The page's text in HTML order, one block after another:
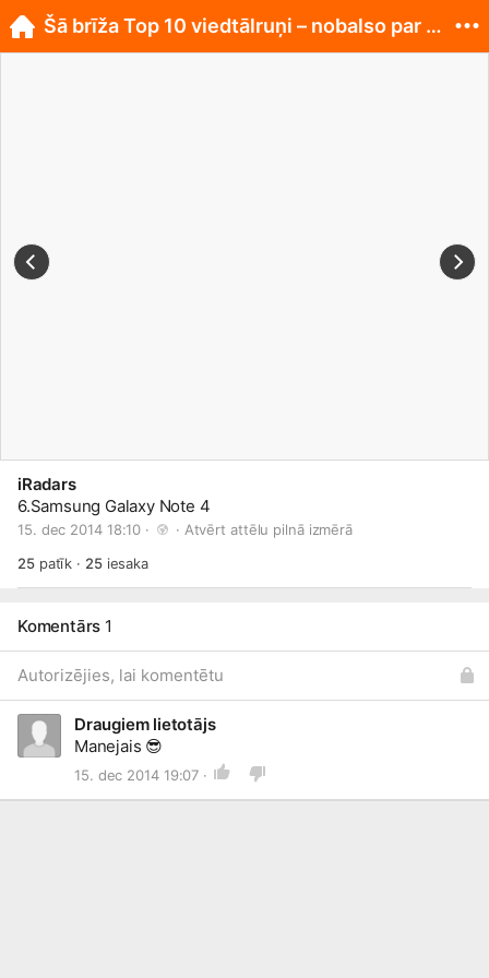
iRadars
6.Samsung Galaxy Note 4
15. dec 2014 18:10 · · Atvērt attēlu pilnā izmērā
25patīk · 25iesaka
Komentārs 1
Autorizējies, lai komentētu
Draugiem lietotājs
Manejais 😎
15. dec 2014 19:07 ·
Šā brīža Top 10 viedtālruņi – nobalso par labāko!